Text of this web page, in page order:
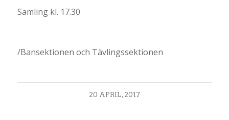
Samling kl. 17.30
/Bansektionen och Tävlingssektionen
20 APRIL, 2017